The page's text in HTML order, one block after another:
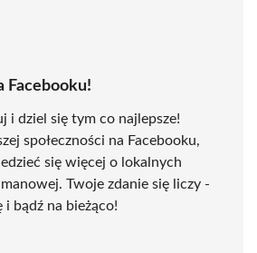
Facebooku!
i dziel się tym co najlepsze!
społeczności na Facebooku,
się więcej o lokalnych
Twoje zdanie się liczy -
i bądź na bieżąco!